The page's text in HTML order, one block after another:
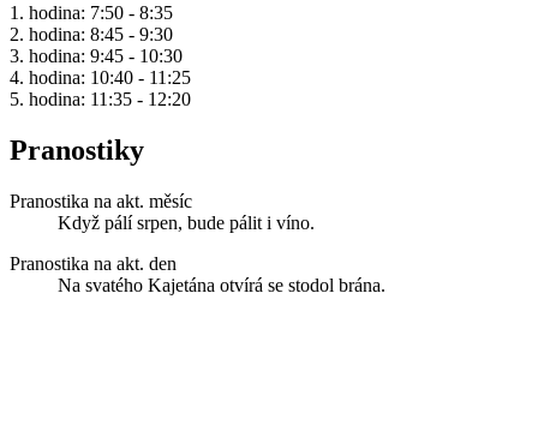
1. hodina: 7:50 - 8:35
2. hodina: 8:45 - 9:30
3. hodina: 9:45 - 10:30
4. hodina: 10:40 - 11:25
5. hodina: 11:35 - 12:20
Pranostiky
Pranostika na akt. měsíc
Když pálí srpen, bude pálit i víno.
Pranostika na akt. den
Na svatého Kajetána otvírá se stodol brána.